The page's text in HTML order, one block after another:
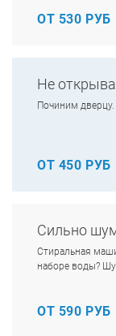
ОТ 530 РУБ
Не
Починим
ОТ 450 РУБ
Сильно
Стиральная
наборе воды?
ОТ 590 РУБ